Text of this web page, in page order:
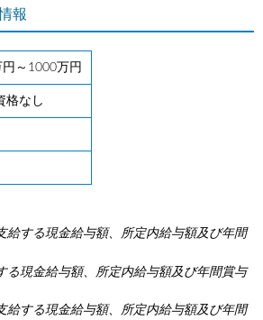
報
円～1000万円
格なし
給する現金給与額、所定内給与額及び年間
る現金給与額、所定内給与額及び年間賞与
給する現金給与額、所定内給与額及び年間